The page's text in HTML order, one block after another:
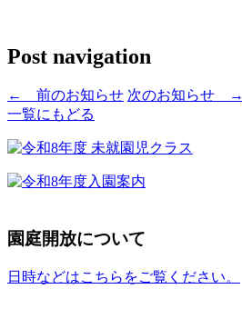
Post navigation
← 前のお知らせ 次のお知らせ
→
一覧にもどる
園庭開放について
日時などはこちらをご覧ください。